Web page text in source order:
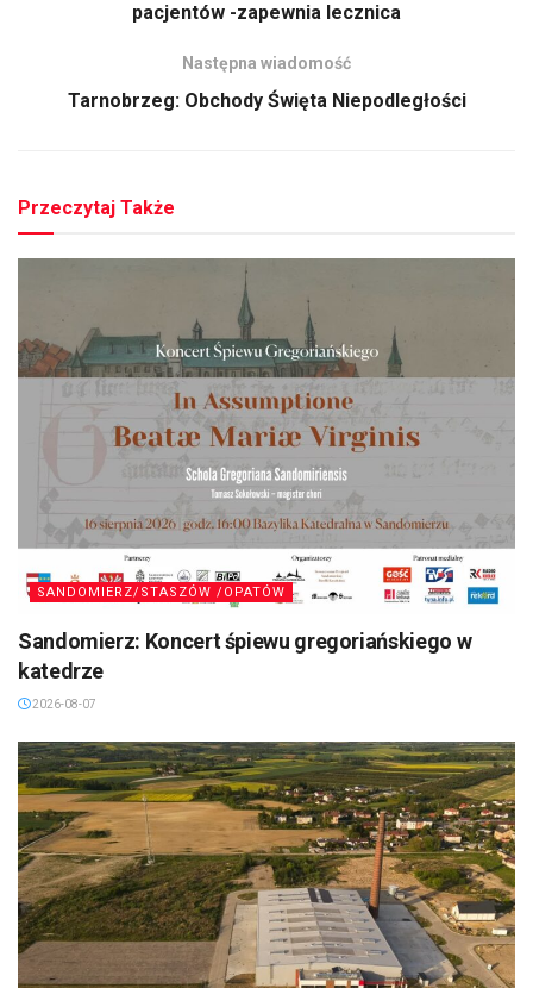
pacjentów -zapewnia lecznica
Następna wiadomość
Tarnobrzeg: Obchody Święta Niepodległości
Przeczytaj Także
SANDOMIERZ/STASZÓW /OPATÓW
Sandomierz: Koncert śpiewu gregoriańskiego w
katedrze
2026-08-07